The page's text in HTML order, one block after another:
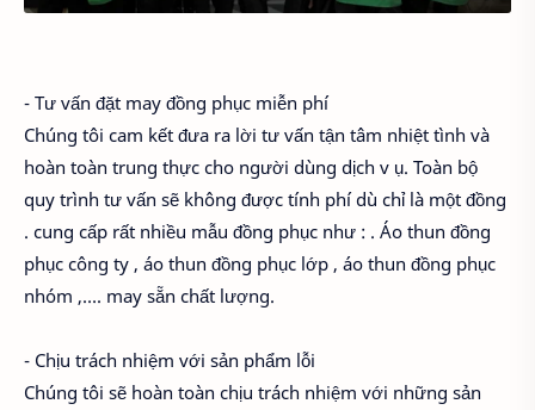
- Tư vấn đặt may đồng phục miễn phí
Chúng tôi cam kết đưa ra lời tư vấn tận tâm nhiệt tình và
hoàn toàn trung thực cho người dùng dịch v ụ. Toàn bộ
quy trình tư vấn sẽ không được tính phí dù chỉ là một đồng
. cung cấp rất nhiều mẫu đồng phục như : . Áo thun đồng
phục công ty , áo thun đồng phục lớp , áo thun đồng phục
nhóm ,…. may sẵn chất lượng.
- Chịu trách nhiệm với sản phẩm lỗi
Chúng tôi sẽ hoàn toàn chịu trách nhiệm với những sản